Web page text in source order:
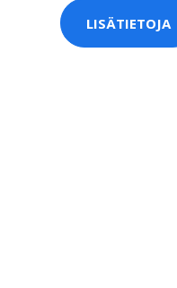
LISÄTIETOJA